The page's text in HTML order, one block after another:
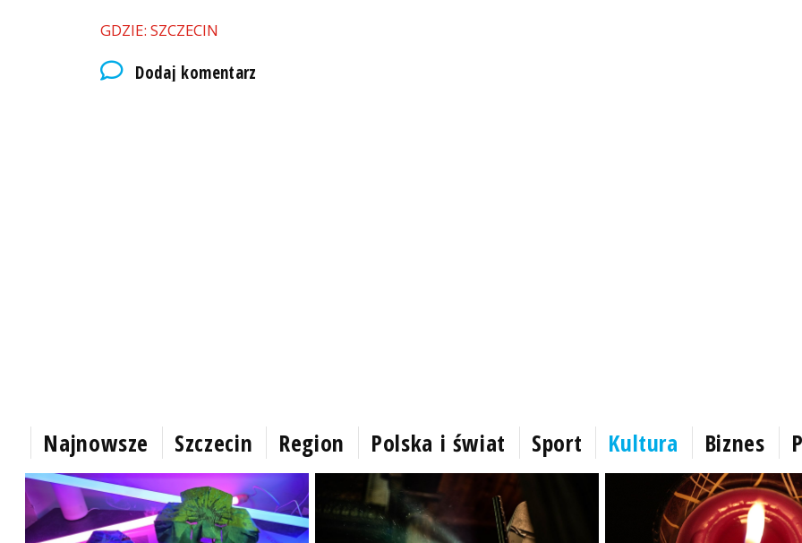
GDZIE: SZCZECIN
Dodaj komentarz
Najnowsze Szczecin Region Polska i świat Sport Kultura Biznes